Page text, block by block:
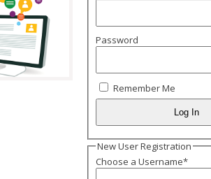
Password
Remember Me
New User Registration
Choose a Username*